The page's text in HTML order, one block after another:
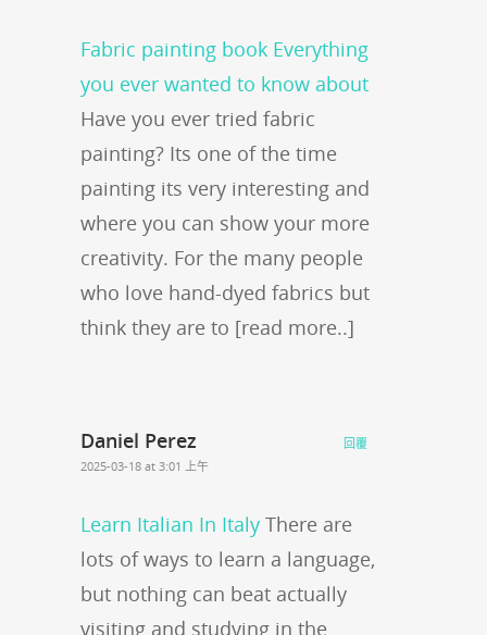
Fabric painting book Everything
you ever wanted to know about
Have you ever tried fabric
painting? Its one of the time
painting its very interesting and
where you can show your more
creativity. For the many people
who love hand-dyed fabrics but
think they are to [read more..]
Daniel Perez
2025-03-18 at 3:01 上午
Learn Italian In Italy There are
lots of ways to learn a language,
but nothing can beat actually
visiting and studying in the
回覆